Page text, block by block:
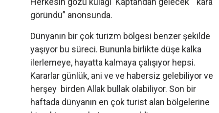
göründü” anonsunda.
Dünyanın bir çok turizm bölgesi benzer şekilde
yaşıyor bu süreci. Bununla birlikte düşe kalka
ilerlemeye, hayatta kalmaya çalışıyor hepsi.
Kararlar günlük, ani ve ve habersiz gelebiliyor ve
herşey birden Allak bullak olabiliyor. Son bir
haftada dünyanın en çok turist alan bölgelerine